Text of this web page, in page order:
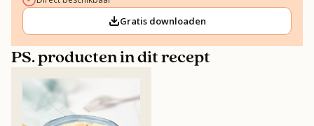
PS. producten in dit recept
Gratis downloaden